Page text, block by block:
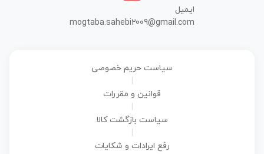
ایمیل
mogtaba.sahebi2009@gmail.com
سیاست حریم خصوصی
قوانین و مقررات
سیاست بازگشت کالا
رفع ایرادات و شکایات